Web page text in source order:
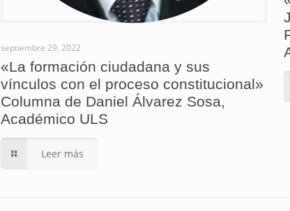
septiembre 29, 2022
«La formación ciudadana y sus
vínculos con el proceso constitucional»
Columna de Daniel Álvarez Sosa,
Académico ULS
Leer más